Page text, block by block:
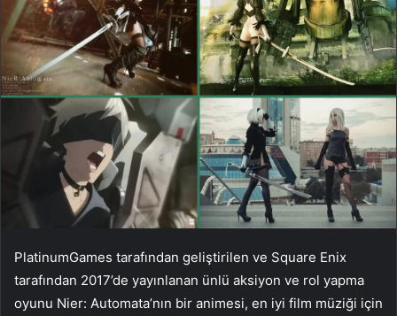
PlatinumGames tarafından geliştirilen ve Square Enix
tarafından 2017’de yayınlanan ünlü aksiyon ve rol yapma
oyunu Nier: Automata’nın bir animesi, en iyi film müziği için